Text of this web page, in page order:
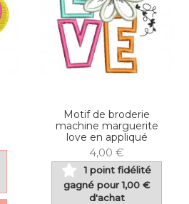
Motif de broderie
machine marguerite
love en appliqué
4,00 €
1 point fidélité
gagné pour 1,00 €
d'achat